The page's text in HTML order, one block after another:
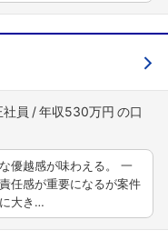
社員 年収530万円
優越感が味わえる。 一
任感が重要になるが案件
大き…